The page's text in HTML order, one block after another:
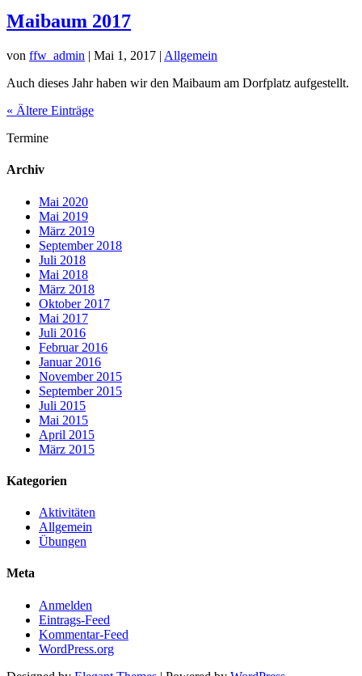
Maibaum 2017
von ffw_admin | Mai 1, 2017 | Allgemein
Auch dieses Jahr haben wir den Maibaum am Dorfplatz aufgestellt.
« Ältere Einträge
Termine
Archiv
Mai 2020
Mai 2019
März 2019
September 2018
Juli 2018
Mai 2018
März 2018
Oktober 2017
Mai 2017
Juli 2016
Februar 2016
Januar 2016
November 2015
September 2015
Juli 2015
Mai 2015
April 2015
März 2015
Kategorien
Aktivitäten
Allgemein
Übungen
Meta
Anmelden
Eintrags-Feed
Kommentar-Feed
WordPress.org